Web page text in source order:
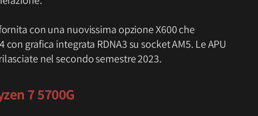
con una nuovissima opzione X600 che
grafica integrata RDNA3 su socket AM5. Le APU
nel secondo semestre 2023.
7 5700G